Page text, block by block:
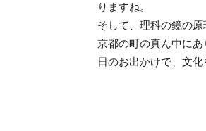
りますね。
そして、理科の鏡の
京都の町の真ん中に
日のお出かけで、文